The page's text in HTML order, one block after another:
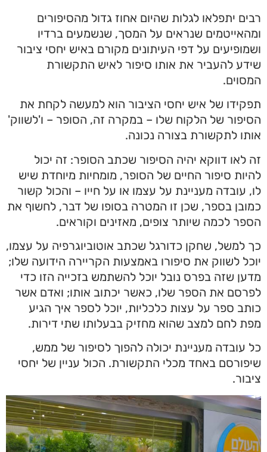
רבים יתפלאו לגלות שהיום אחוז גדול מהסיפורים
ומהאייטמים שנראים על המסך, שנשמעים ברדיו
ושמופיעים על דפי העיתונים מקורם באיש יחסי ציבור
שידע להעביר את אותו סיפור לאיש התקשורת
המסוים.
תפקידו של איש יחסי הציבור הוא למעשה לקחת את
הסיפור של הלקוח שלו – במקרה זה, הסופר – ו'לשווק'
אותו לתקשורת בצורה נכונה.
זה לאו דווקא יהיה הסיפור שכתב הסופר: זה יכול
להיות סיפור החיים של הסופר, מומחיות מיוחדת שיש
לו, עובדה מעניינת על עצמו או על חייו – והכול קשור
כמובן בספר, שכן זו המטרה בסופו של דבר, לחשוף את
הספר לכמה שיותר צופים, מאזינים וקוראים.
כך למשל, שחקן כדורגל שכתב אוטוביוגרפיה על עצמו,
יוכל לשווק את סיפורו באמצעות הקריירה הידועה שלו;
מדען שזה בפרס נובל יוכל להשתמש בזכייה הזו כדי
לפרסם את הספר שלו, כאשר יכתוב אותו; ואדם אשר
כותב ספר על עצות כלכליות, יוכל לספר איך הגיע
מפת לחם למצב שהוא מחזיק בבעלותו שתי דירות.
כל עובדה מעניינת יכולה להפוך לסיפור של ממש,
שיפורסם באחד מכלי התקשורת. הכול עניין של יחסי
ציבור.